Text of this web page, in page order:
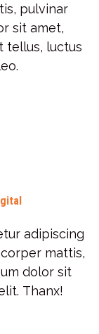
pulvinar
sit amet,
tellus, luctus
adipiscing
mattis,
dolor sit
Thanx!